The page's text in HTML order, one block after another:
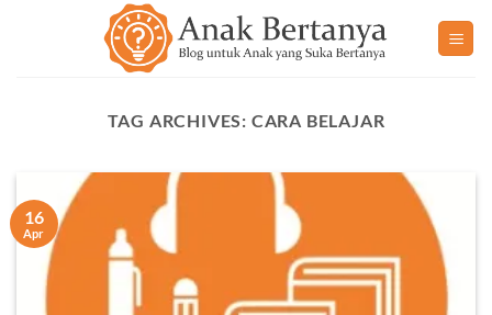
TAG ARCHIVES: CARA BELAJAR
16
Apr